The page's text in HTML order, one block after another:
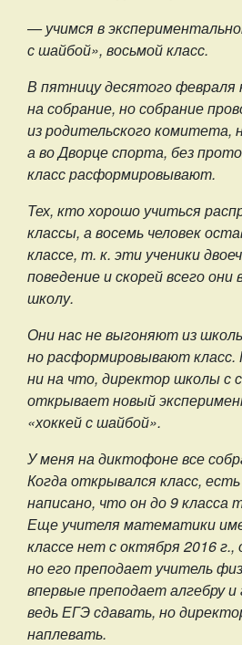
— учимся в
с шайбой», восьмой класс.
В пятницу десятого февраля
на собрание, но собрание
из родительского комитета,
а во Дворце спорта, без
класс расформировывают.
Тех, кто хорошо учиться
классы, а восемь человек
классе, т. к. эти ученики
поведение и скорей всего
школу.
Они нас не выгоняют из
но расформировывают
ни на что, директор школы с
открывает новый
«хоккей с шайбой».
У меня на диктофоне все
Когда открывался класс,
написано, что он до 9 класса
Еще учителя математики
классе нет с октября 2016
но его преподает учитель
впервые преподает алгебру
ведь ЕГЭ сдавать, но
наплевать.